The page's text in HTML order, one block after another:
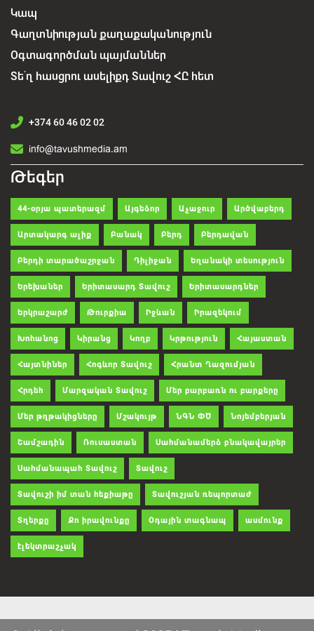
Կապ
Գաղտնիության քաղաքականություն
Օգտագործման պայմաններ
Տե՛ղ հասցրու ասելիքդ Տավուշ ՀԸ հետ
+374 60 46 02 02
info@tavushmedia.am
Թեգեր
44-օրյա պատերազմ Այգեձոր Աչաջուր Արծվաբերդ
Արտակարգ ալիք Բանակ Բերդ Բերդավան
Բերդի տարածաշրջան Դիլիջան Եղանակի տեսություն
Երեխաներ Երիտասարդ Տավուշ Երիտասարդներ
Երկրաշարժ Թուրքիա Իջևան Իրազեկում
Խոհանոց Կիրանց Կողբ Կրթություն Հայաստան
Հայտնիներ Հոգևոր Տավուշ Հրանտ Ղազումյան
Հրդեհ Մարզական Տավուշ Մեր բարբառն ու բարքերը
Մեր թղթակիցները Մշակույթ ՆԳՆ ՓԾ Նոյեմբերյան
Շամշադին Ռուսաստան Սահմանամերձ բնակավայրեր
Սահմանապահ Տավուշ Տավուշ
Տավուշի իմ տան հեքիաթը Տավուշյան ռեպորտաժ
Տղերքը Քո իրավունքը Օդային տագնապ ասմունք
էլեկտրաշչակ